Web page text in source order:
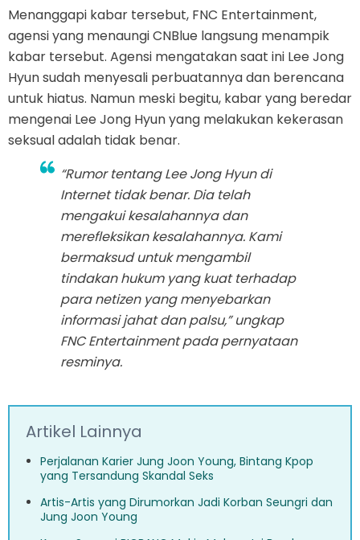
Menanggapi kabar tersebut, FNC Entertainment,
agensi yang menaungi CNBlue langsung menampik
kabar tersebut. Agensi mengatakan saat ini Lee Jong
Hyun sudah menyesali perbuatannya dan berencana
untuk hiatus. Namun meski begitu, kabar yang beredar
mengenai Lee Jong Hyun yang melakukan kekerasan
seksual adalah tidak benar.
“Rumor tentang Lee Jong Hyun di
Internet tidak benar. Dia telah
mengakui kesalahannya dan
merefleksikan kesalahannya. Kami
bermaksud untuk mengambil
tindakan hukum yang kuat terhadap
para netizen yang menyebarkan
informasi jahat dan palsu,”ungkap
FNC Entertainment pada pernyataan
resminya.
Artikel Lainnya
Perjalanan Karier Jung Joon Young, Bintang Kpop
yang Tersandung Skandal Seks
Artis-Artis yang Dirumorkan Jadi Korban Seungri dan
Jung Joon Young